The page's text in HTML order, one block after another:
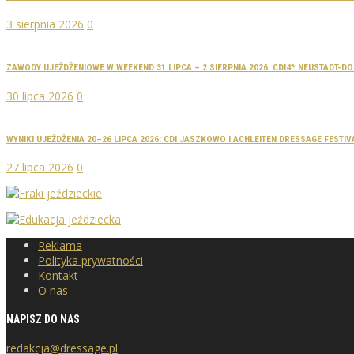
3 sierpnia 2026 0
ZAWODY UJEŻDŻENIOWE W WEEKEND 31 LIPCA – 2 SIERPNIA 2026: CDI4* NEUSTADT-
30 lipca 2026 0
WYNIKI UJEŻDŻENIA 20–26 LIPCA 2026: CDI JASZKOWO I ACHLEITEN DRESSAGE
27 lipca 2026 0
Reklama
Polityka prywatności
Kontakt
O nas
NAPISZ DO NAS
redakcja@dressage.pl